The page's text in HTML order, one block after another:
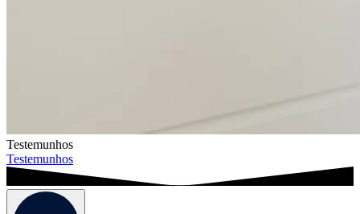
Testemunhos
Testemunhos